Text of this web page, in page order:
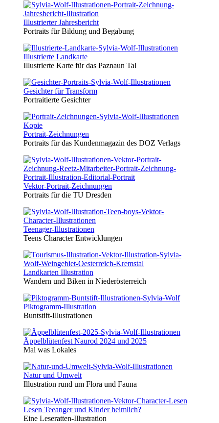
Illustrierter Jahresbericht
Portraits für Bildung und Begabung
Illustrierte Landkarte
Illustrierte Karte für das Paznaun Tal
Gesichter für Transform
Portraitierte Gesichter
Portrait-Zeichnungen
Portraits für das Kundenmagazin des DOZ Verlags
Vektor-Portrait-Zeichnungen
Portraits für die TU Dresden
Teenager-Illustrationen
Teens Character Entwicklungen
Landkarten Illustration
Wandern und Biken in Niederösterreich
Piktogramm-Illustration
Buntstift-Illustrationen
Äppelblütenfest Naurod 2024 und 2025
Mal was Lokales
Natur und Umwelt
Illustration rund um Flora und Fauna
Lesen Teeanger und Kinder heimlich?
Eine Leseratten-Illustration